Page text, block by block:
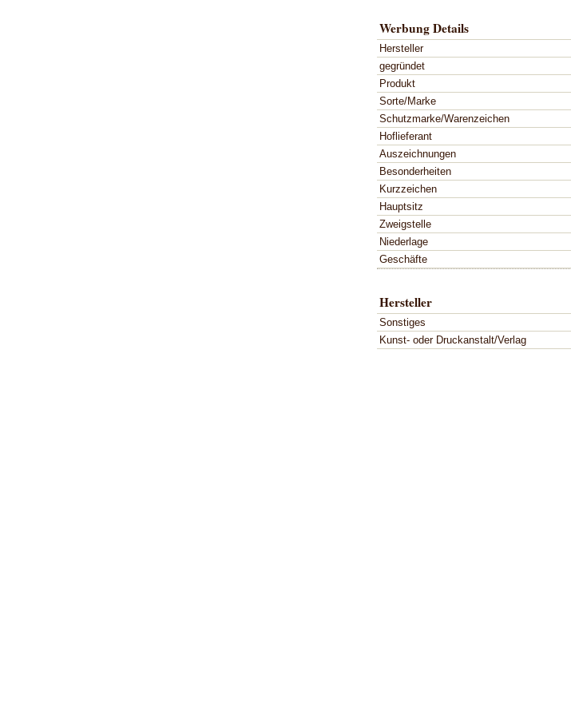
Werbung Details
Hersteller
gegründet
Produkt
Sorte/Marke
Schutzmarke/Warenzeichen
Hoflieferant
Auszeichnungen
Besonderheiten
Kurzzeichen
Hauptsitz
Zweigstelle
Niederlage
Geschäfte
Hersteller
Sonstiges
Kunst- oder Druckanstalt/Verlag